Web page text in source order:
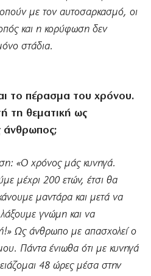
με τον αυτοσαρκασμό, οι
και η κορύφωση δεν
στάδια.
το πέρασμα του χρόνου.
τη θεματική ως
άνθρωπος;
«Ο χρόνος μάς κυνηγά.
μέχρι 200 ετών, έτσι θα
μαντάρα και μετά να
γνώμη και να
Ως άνθρωπο με απασχολεί ο
Πάντα ένιωθα ότι με κυνηγά
48 ώρες μέσα στην